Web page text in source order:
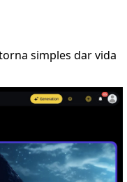
simples dar vida